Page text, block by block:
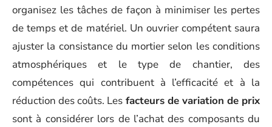
organisez les tâches de façon à minimiser les pertes
de temps et de matériel. Un ouvrier compétent saura
ajuster la consistance du mortier selon les conditions
atmosphériques et le type de chantier, des
compétences qui contribuent à l’efficacité et à la
réduction des coûts. Les facteurs de variation de prix
sont à considérer lors de l’achat des composants du